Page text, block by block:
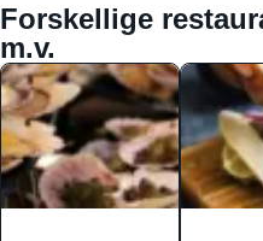
Forskellige
m.v.